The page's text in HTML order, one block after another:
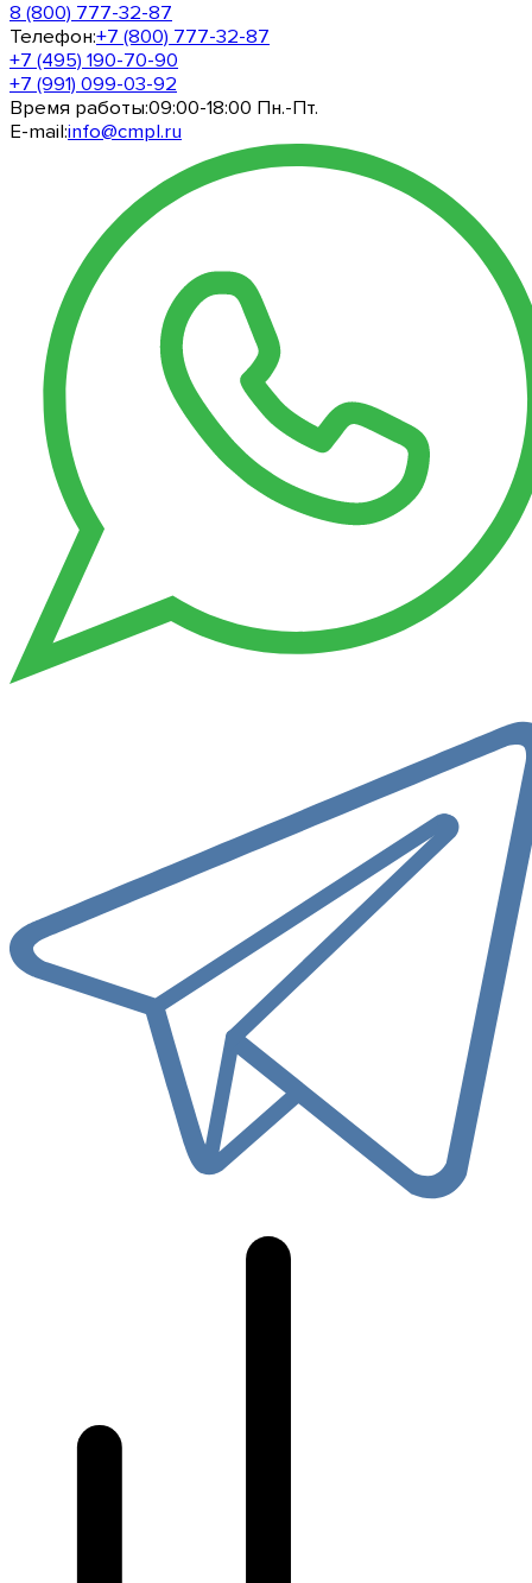
8 (800) 777-32-87
Телефон:+7 (800) 777-32-87
+7 (495) 190-70-90
+7 (991) 099-03-92
Время работы:09:00-18:00 Пн.-Пт.
E-mail:info@cmpl.ru